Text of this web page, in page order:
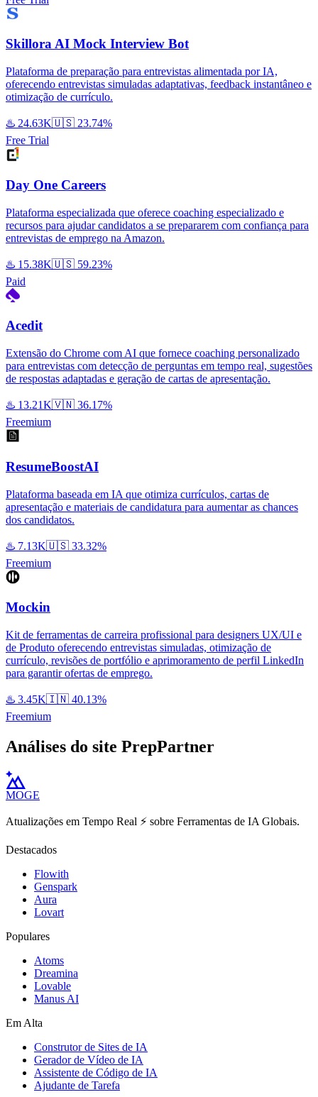
Skillora AI Mock Interview Bot
Plataforma de preparação para entrevistas alimentada por IA,
oferecendo entrevistas simuladas adaptativas, feedback instantâneo e
otimização de currículo.
♨️ 24.63K🇺🇸 23.74%
Free Trial
Day One Careers
Plataforma especializada que oferece coaching especializado e
recursos para ajudar candidatos a se prepararem com confiança para
entrevistas de emprego na Amazon.
♨️ 15.38K🇺🇸 59.23%
Paid
Acedit
Extensão do Chrome com AI que fornece coaching personalizado
para entrevistas com detecção de perguntas em tempo real, sugestões
de respostas adaptadas e geração de cartas de apresentação.
♨️ 13.21K🇻🇳 36.17%
Freemium
ResumeBoostAI
Plataforma baseada em IA que otimiza currículos, cartas de
apresentação e materiais de candidatura para aumentar as chances
dos candidatos.
♨️ 7.13K🇺🇸 33.32%
Freemium
Mockin
Kit de ferramentas de carreira profissional para designers UX/UI e
de Produto oferecendo entrevistas simuladas, otimização de
currículo, revisões de portfólio e aprimoramento de perfil LinkedIn
para garantir ofertas de emprego.
♨️ 3.45K🇮🇳 40.13%
Freemium
Análises do site PrepPartner
MOGE
Atualizações em Tempo Real ⚡️ sobre Ferramentas de IA Globais.
Destacados
Flowith
Genspark
Aura
Lovart
Populares
Atoms
Dreamina
Lovable
Manus AI
Em Alta
Construtor de Sites de IA
Gerador de Vídeo de IA
Assistente de Código de IA
Ajudante de Tarefa